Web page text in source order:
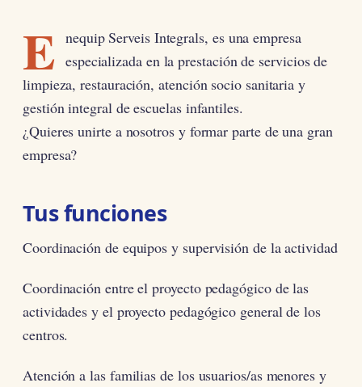
E nequip Serveis Integrals, es una empresa
especializada en la prestación de servicios de
limpieza, restauración, atención socio sanitaria y
gestión integral de escuelas infantiles.
¿Quieres unirte a nosotros y formar parte de una gran
empresa?
Tus funciones
Coordinación de equipos y supervisión de la actividad
Coordinación entre el proyecto pedagógico de las
actividades y el proyecto pedagógico general de los
centros.
Atención a las familias de los usuarios/as menores y